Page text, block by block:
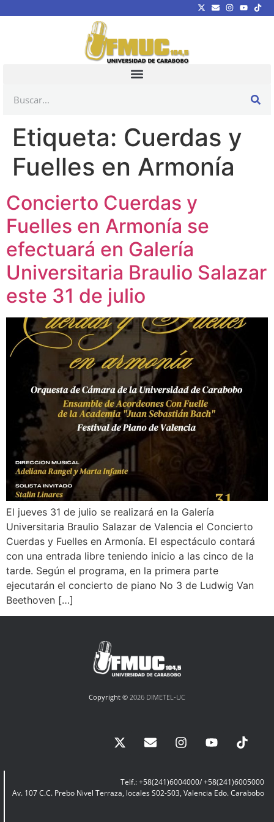
Etiqueta: Cuerdas y
Fuelles en Armonía
Concierto Cuerdas y
Fuelles en Armonía se
efectuará en Galería
Universitaria Braulio Salazar
este 31 de julio
El jueves 31 de julio se realizará en la Galería
Universitaria Braulio Salazar de Valencia el Concierto
Cuerdas y Fuelles en Armonía. El espectáculo contará
con una entrada libre teniendo inicio a las cinco de la
tarde. Según el programa, en la primera parte
ejecutarán el concierto de piano No 3 de Ludwig Van
Beethoven […]
Copyright © 2026 DIMETEL-UC
Telf.: +58(241)6004000/ +58(241)6005000
Av. 107 C.C. Prebo Nivel Terraza, locales S02-S03, Valencia Edo. Carabobo